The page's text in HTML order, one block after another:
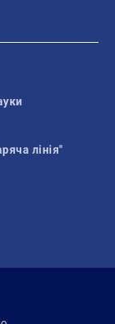
лінія"